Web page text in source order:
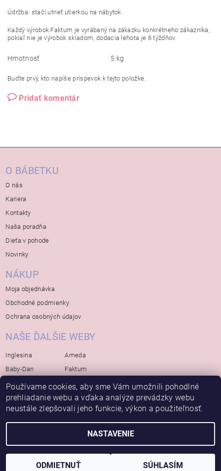
Údržba: stačí utrieť utierkou na nábytok.
Každý výrobok Faktum je vyrábaný na zákazku konkrétneho zákazníka,
pokiaľ nie je výrobok skladom, dodacia lehota je 6 týždňov.
Hmotnosť 5 kg
Buďte prvý, kto napíše príspevok k tejto položke.
Pridať komentár
O BÁBETKU
O nás
Kariera
Kontakty
Naša poradňa
Dieťa v pohode
Novinky
NÁKUP
Moja objednávka
Obchodné podmienky
Ochrana osobných údajov
NAŠE ĎALŠIE WEBY
Inglesina
Baby-Dan
Rialto
Bébé-Jou
Avova
Ameda
Faktum
Koelstra
Bambino-Mio
2026 © Bábätko, všetky práva vyhradené
Používame cookies, aby sme Vám umožnili pohodlné
prehliadanie webu a vďaka analýze prevádzky webu
neustále zlepšovali jeho funkcie, výkon a použiteľnosť.
NASTAVENIE
ODMIETNUŤ SÚHLASÍM